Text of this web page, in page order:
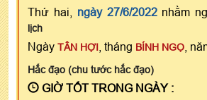
Thứ hai, ngày 27/6/2022nhằm
lịch
Ngày TÂN HỢI , tháng BÍNH NGỌ ,
Hắc đạo (chu tước hắc đạo)
GIỜ TỐT TRONG NGÀY :